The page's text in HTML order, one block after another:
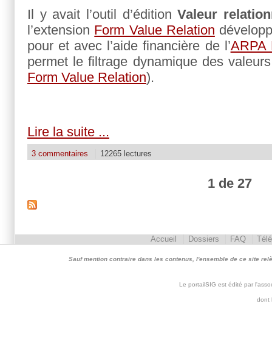
Il y avait l’outil d’éditionValeur
l’extension Form Value Relation
pour et avec l’aide financière de l’ARPA
permet le filtrage dynamique des
Form Value Relation).
Lire la suite ...
3 commentaires 12265 lectures
1 de 27
Accueil Dossiers FAQ
Sauf mention contraire dans les contenus, l'ensemble de ce site
Le portailSIG est édité par
dont